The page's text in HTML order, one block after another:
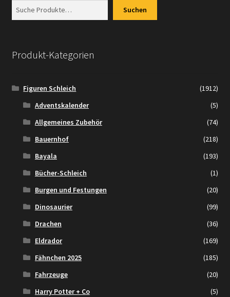
Suchen
Produkt-Kategorien
Figuren Schleich
(1912)
Adventskalender
(5)
Allgemeines Zubehör
(74)
Bauernhof
(218)
Bayala
(193)
Bücher-Schleich
(1)
Burgen und Festungen
(20)
Dinosaurier
(99)
Drachen
(36)
Eldrador
(169)
Fähnchen 2025
(185)
Fahrzeuge
(20)
Harry Potter + Co
(5)